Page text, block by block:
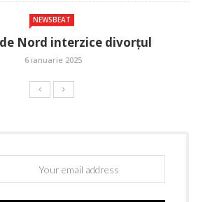
NEWSBEAT
Nord interzice divorțul
6 ianuarie 2025